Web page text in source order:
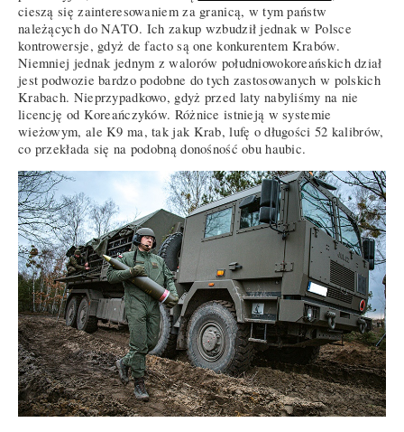
cieszą się zainteresowaniem za granicą, w tym państw
należących do NATO. Ich zakup wzbudził jednak w Polsce
kontrowersje, gdyż de facto są one konkurentem Krabów.
Niemniej jednak jednym z walorów południowokoreańskich dział
jest podwozie bardzo podobne do tych zastosowanych w polskich
Krabach. Nieprzypadkowo, gdyż przed laty nabyliśmy na nie
licencję od Koreańczyków. Różnice istnieją w systemie
wieżowym, ale K9 ma, tak jak Krab, lufę o długości 52 kalibrów,
co przekłada się na podobną donośność obu haubic.